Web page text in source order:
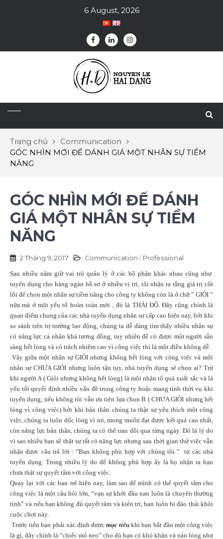
6 August, 2026
Trang chủ
Communication
GÓC NHÌN MỚI ĐỂ DÁNH GIÁ MỘT NHÂN SỰ TIỀM
NĂNG
GÓC NHÌN MỚI ĐỂ DÁNH
GIÁ MỘT NHÂN SỰ TIỀM
NĂNG
2 Tháng 9, 2017 Communication /Professional
Sau nhiều năm giữ vai trò quản lý ở các bộ phận khác nhau cũng như
tuyển dụng cho hàng ngàn hồ sơ ở nhiều vị trí, tôi nhận ra rằng giá trị cốt
lõi để chọn một nhân sự tiềm năng cho công ty không còn là ở chữ ” GIỎI ”
nữa mà ở một yếu tố hoàn toàn mới , đó là THÁI ĐỘ. Đây cũng chính là
quan điểm chung của các nhà tuyển dụng nhân sự cấp cao hiện nay, bởi khi
so sánh trên trị trường lao động, chúng ta dễ dàng tìm thấy nhiều nhân sự
có năng lực cá nhân khá tương đồng, tuy nhiên để có được một người sẵn
sàng hết lòng và có trách nhiệm cao vì công việc thì là một điều không dễ.
Vậy giữa một nhân sự GIỎI nhưng không hết lòng với công việc và một
nhân sự CHƯA GIỎI nhưng luôn tận tụy, nhà tuyển dụng sẽ chọn ai? Trừ
khi người A ( Giỏi nhưng không hết lòng) là một nhân tố quá xuất sắc và là
yếu tốt quyết định nhiều vấn đề trong công ty hoặc mang tính thời vụ khi
tuyển dụng, nếu không tôi vẫn ưu tiên lựa chọn B ( CHƯA GIỎI nhưng hết
lòng vì công việc) bởi khi bản thân chúng ta thật sự yêu thích một công
việc, chúng ta luôn dốc lòng vì nó, mong muốn đạt được kết quả cao nhất,
còn năng lực bản thân, chúng ta có thể trau dồi qua từng ngày. Đó là lý do
vì sao nhiều bạn sẽ thật sự rất có năng lực nhưng sau thời gian thử việc vẫn
nhận được câu trả lời : “Bạn không phù hợp với chúng tôi ” từ các nhà
tuyển dụng. Trong nhiều lý do để không phù hợp ấy là họ nhận ra bạn
chưa thật sự quyết tâm với công việc.
Quay lại với các bạn trẻ hiện nay, làm sao để mình có thể quyết tâm cho
công việc là một câu hỏi lớn, “vạn sự khởi đầu nan luôn là chuyện thường
tình” và nếu bạn không đủ quyết tâm và kiên trì, bạn luôn bị đào thải khỏi
cuộc chơi này.
Trước tiên bạn phải xác định được mục tiêu khi bạn bắt đầu một công việc
là gì, đây chính là “chiếc mỏ neo” cho dù bạn có khó khăn và nản lòng như